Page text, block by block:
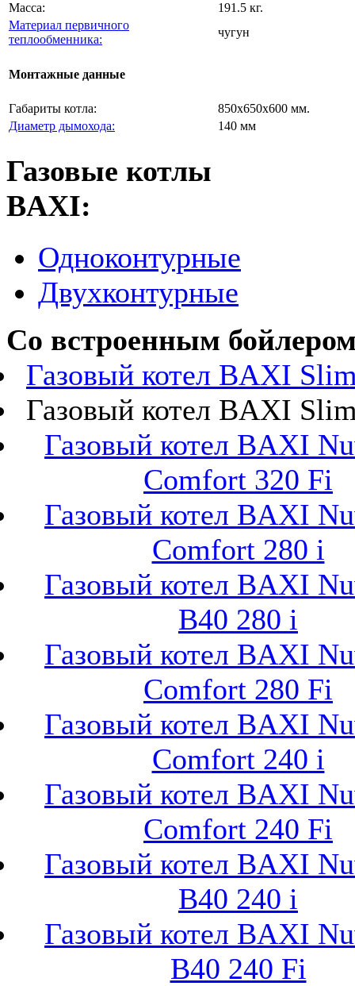
Масса:
191.5 кг.
Материал первичного
теплообменника:
чугун
Монтажные данные
Габариты котла:
850х650х600 мм.
Диаметр дымохода:
140 мм
Газовые котлы
BAXI:
Одноконтурные
Двухконтурные
Со встроенным
Газовый котел BAXI
Газовый котел BAXI
Газовый котел BAXI
Comfort 320 Fi
Газовый котел BAXI
Comfort 280 i
Газовый котел BAXI
B40 280 i
Газовый котел BAXI
Comfort 280 Fi
Газовый котел BAXI
Comfort 240 i
Газовый котел BAXI
Comfort 240 Fi
Газовый котел BAXI
B40 240 i
Газовый котел BAXI
B40 240 Fi